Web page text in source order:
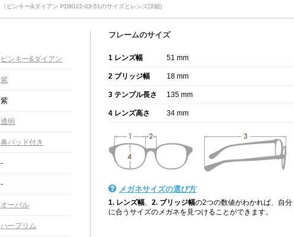
（ピンキー&ダイアン PD8022-03-51のサイズとレンズ詳細)
ピンキー&ダイアン
紫
紫
透明
鼻パッド付き
-
-
オーバル
ハーフリム
フレームのサイズ
1 レンズ幅 51 mm
2 ブリッジ幅 18 mm
3 テンプル長さ 135 mm
4 レンズ高さ 34 mm
メガネサイズの選び方
1. レンズ幅 2. ブリッジ幅の2つの数値がわかれば、自分
に合うサイズのメガネを見つけることができます。